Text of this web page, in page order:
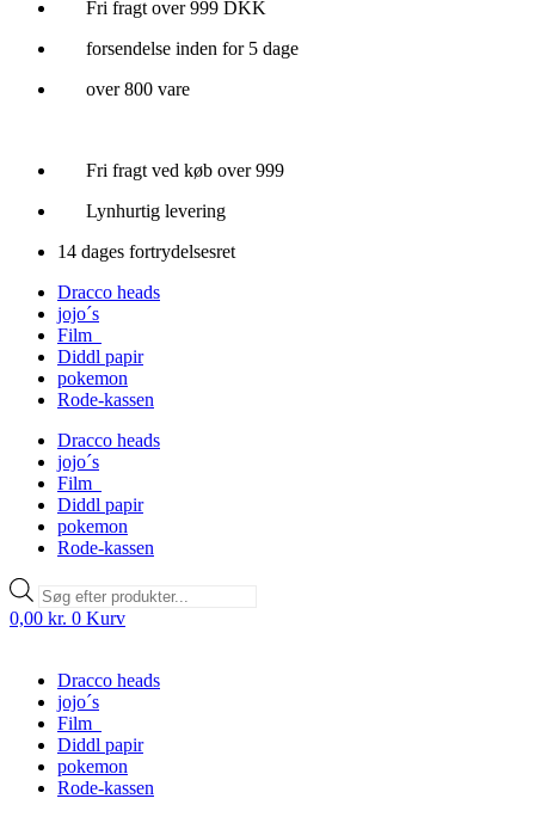
Videre
indhold
Fri fragt over 999 DKK
forsendelse inden for 5 dage
over 800 vare
Fri fragt ved køb over 999
Lynhurtig levering
14 dages fortrydelsesret
Dracco heads
jojo´s
Film
Diddl papir
pokemon
Rode-kassen
Dracco heads
jojo´s
Film
Diddl papir
pokemon
Rode-kassen
Products
search
0,00 kr. 0 Kurv
Dracco heads
jojo´s
Film
Diddl papir
pokemon
Rode-kassen